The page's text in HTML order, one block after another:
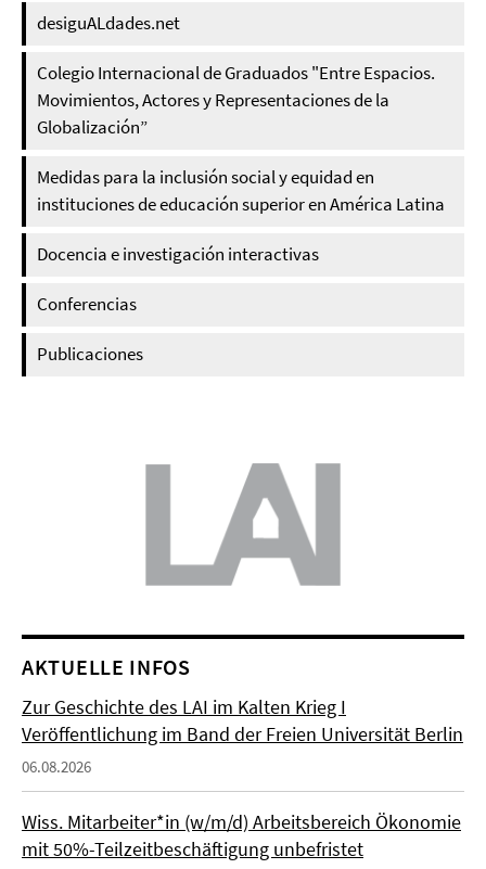
desiguALdades.net
Colegio Internacional de Graduados "Entre Espacios.
Movimientos, Actores y Representaciones de la
Globalización”
Medidas para la inclusión social y equidad en
instituciones de educación superior en América Latina
Docencia e investigación interactivas
Conferencias
Publicaciones
AKTUELLE INFOS
Zur Geschichte des LAI im Kalten Krieg I
Veröffentlichung im Band der Freien Universität Berlin
06.08.2026
Wiss. Mitarbeiter*in (w/m/d) Arbeitsbereich Ökonomie
mit 50%-Teilzeitbeschäftigung unbefristet